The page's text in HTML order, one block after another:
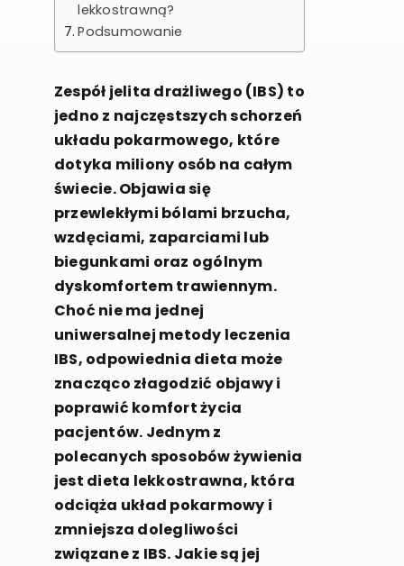
lekkostrawną?
Podsumowanie
Zespół jelita drażliwego (IBS) to
jedno z najczęstszych schorzeń
układu pokarmowego, które
dotyka miliony osób na całym
świecie. Objawia się
przewlekłymi bólami brzucha,
wzdęciami, zaparciami lub
biegunkami oraz ogólnym
dyskomfortem trawiennym.
Choć nie ma jednej
uniwersalnej metody leczenia
IBS, odpowiednia dieta może
znacząco złagodzić objawy i
poprawić komfort życia
pacjentów. Jednym z
polecanych sposobów żywienia
jest dieta lekkostrawna, która
odciąża układ pokarmowy i
zmniejsza dolegliwości
związane z IBS. Jakie są jej